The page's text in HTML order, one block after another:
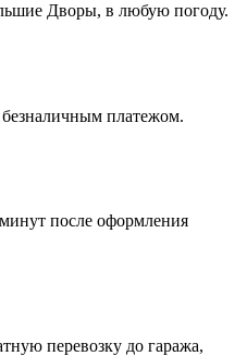
Дворы, в любую погоду.
платежом.
после оформления
перевозку до гаража,